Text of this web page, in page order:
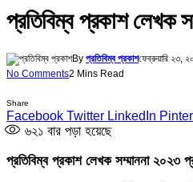
প্রতিবিম্ব প্রকাশ লেখক
By প্রতিবিম্ব প্রকাশফেব্রুয়ারি ২৩,
No Comments2 Mins Read
Share
Facebook Twitter LinkedIn
৬২১ বার পড়া হয়েছে
প্রতিবিম্ব প্রকাশ লেখক সম্মাননা ২০২৩